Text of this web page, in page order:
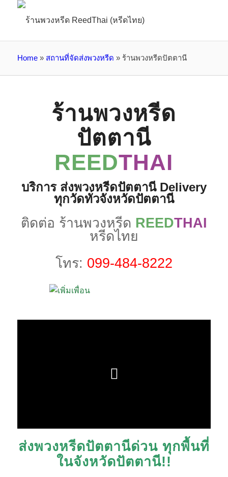
Home» สถานที่จัดส่งพวงหรีด » ร้านพวงหรีดปัตตานี
ร้านพวงหรีด
ปัตตานี
REEDTHAI
บริการ ส่งพวงหรีดปัตตานี Delivery
ทุกวัดทั่วจังหวัดปัตตานี
ติดต่อ ร้านพวงหรีด REEDTHAI
หรีดไทย
โทร: 099-484-8222
ส่งพวงหรีดปัตตานีด่วน ทุกพื้นที่
ในจังหวัดปัตตานี!!